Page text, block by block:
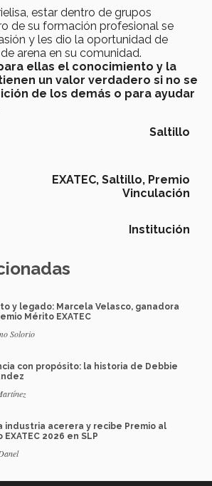
estar dentro de grupos
de su formación profesional se
y les dio la oportunidad de
arena en su comunidad.
ellas el conocimiento y la
un valor verdadero si no se
de los demás o para ayudar
Saltillo
EXATEC, Saltillo, Premio
Vinculación
Institución
y legado: Marcela Velasco, ganadora
Mérito EXATEC
Solorio
con propósito: la historia de Debbie
industria acerera y recibe Premio al
EXATEC 2026 en SLP